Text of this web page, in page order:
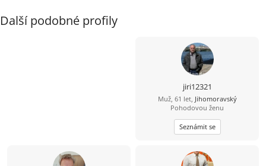
Další podobné profily
jiri12321
Muž, 61 let, Jihomoravský
Pohodovou ženu
Seznámit se